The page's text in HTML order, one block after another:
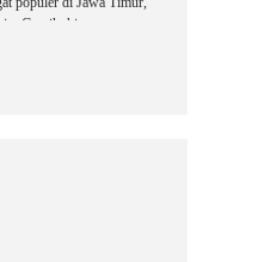
Gresik, hingga
rujak cingur, sate,